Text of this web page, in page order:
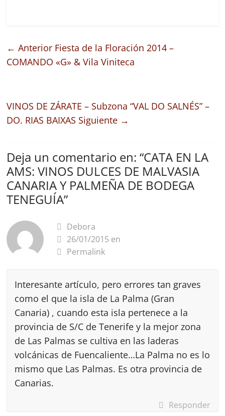
← Anterior Fiesta de la Floración 2014 –
COMANDO «G» & Vila Viniteca
VINOS DE ZÁRATE – Subzona “VAL DO SALNÉS” –
DO. RIAS BAIXAS Siguiente →
Deja un comentario en: “CATA EN LA
AMS: VINOS DULCES DE MALVASIA
CANARIA Y PALMEÑA DE BODEGA
TENEGUÍA”
Debora
26/01/2015 en
Permalink
Interesante artículo, pero errores tan graves
como el que la isla de La Palma (Gran
Canaria) , cuando esta isla pertenece a la
provincia de S/C de Tenerife y la mejor zona
de Las Palmas se cultiva en las laderas
volcánicas de Fuencaliente…La Palma no es lo
mismo que Las Palmas. Es otra provincia de
Canarias.
Responder